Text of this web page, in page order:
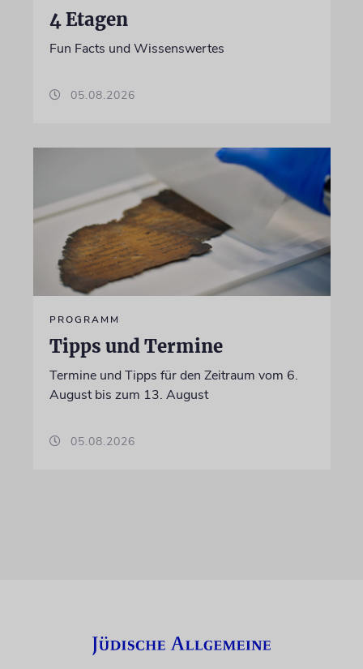
4 Etagen
Fun Facts und Wissenswertes
05.08.2026
PROGRAMM
Tipps und Termine
Termine und Tipps für den Zeitraum vom 6.
August bis zum 13. August
05.08.2026